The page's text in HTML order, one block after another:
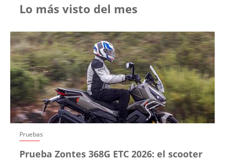
Lo más visto del mes
Pruebas
Prueba Zontes 368G ETC 2026: el scooter